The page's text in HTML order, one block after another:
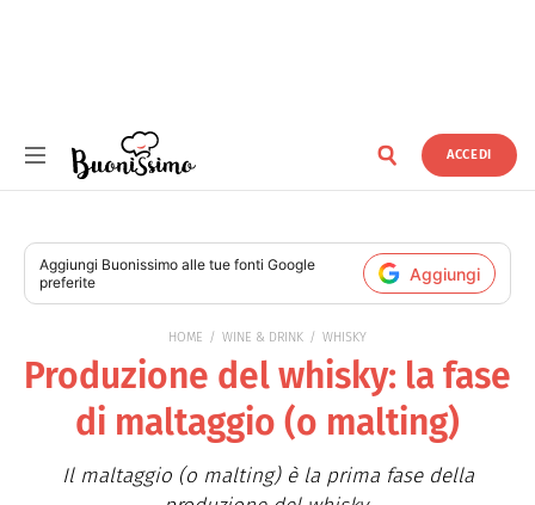
ACCEDI
Aggiungi Buonissimo alle tue fonti Google
preferite
Aggiungi
HOME WINE & DRINK WHISKY
Produzione del whisky: la fase
di maltaggio (o malting)
Il maltaggio (o malting) è la prima fase della